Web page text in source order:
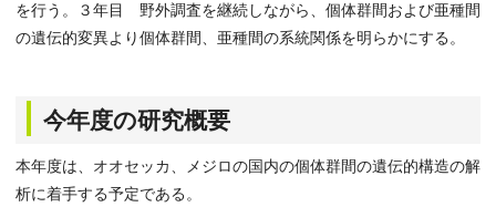
を行う。３年目 野外調査を継続しながら、個体群間および亜種間
の遺伝的変異より個体群間、亜種間の系統関係を明らかにする。
今年度の研究概要
本年度は、オオセッカ、メジロの国内の個体群間の遺伝的構造の解
析に着手する予定である。